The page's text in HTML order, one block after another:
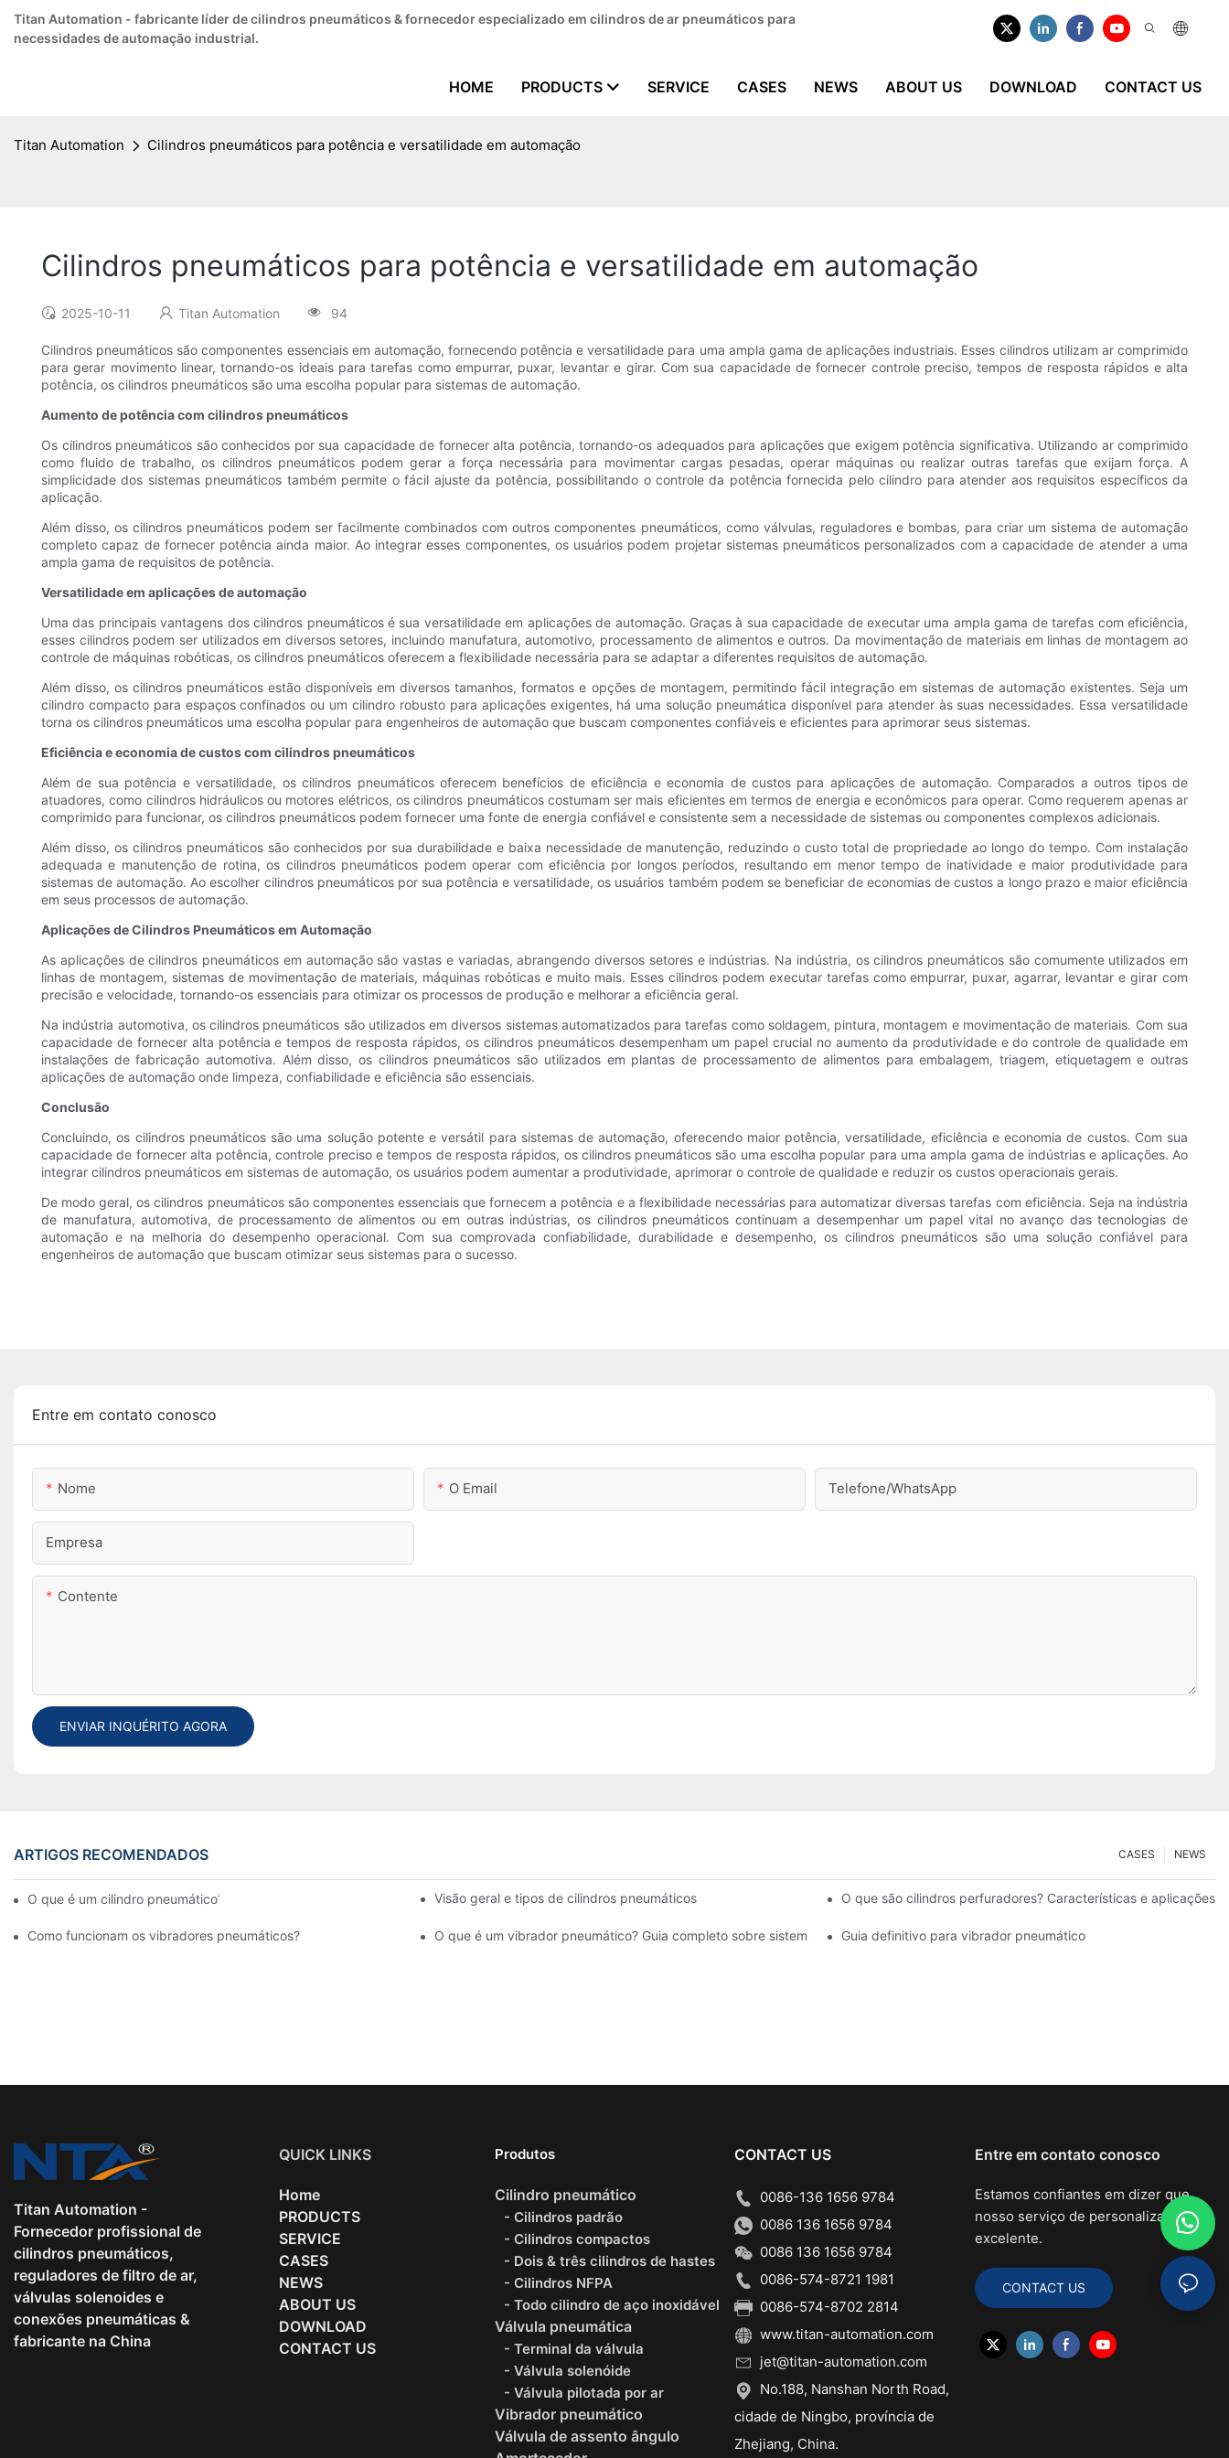
Titan Automation - fabricante líder de cilindros pneumáticos & fornecedor especializado em cilindros de ar pneumáticos para
necessidades de automação industrial.
HOME PRODUCTS SERVICE CASES NEWS ABOUT US DOWNLOAD CONTACT US
Titan Automation Cilindros pneumáticos para potência e versatilidade em automação
Cilindros pneumáticos para potência e versatilidade em automação
2025-10-11 Titan Automation 94
Cilindros pneumáticos são componentes essenciais em automação, fornecendo potência e versatilidade para uma ampla gama de aplicações industriais. Esses cilindros utilizam ar comprimido
para gerar movimento linear, tornando-os ideais para tarefas como empurrar, puxar, levantar e girar. Com sua capacidade de fornecer controle preciso, tempos de resposta rápidos e alta
potência, os cilindros pneumáticos são uma escolha popular para sistemas de automação.
Aumento de potência com cilindros pneumáticos
Os cilindros pneumáticos são conhecidos por sua capacidade de fornecer alta potência, tornando-os adequados para aplicações que exigem potência significativa. Utilizando ar comprimido
como fluido de trabalho, os cilindros pneumáticos podem gerar a força necessária para movimentar cargas pesadas, operar máquinas ou realizar outras tarefas que exijam força. A
simplicidade dos sistemas pneumáticos também permite o fácil ajuste da potência, possibilitando o controle da potência fornecida pelo cilindro para atender aos requisitos específicos da
aplicação.
Além disso, os cilindros pneumáticos podem ser facilmente combinados com outros componentes pneumáticos, como válvulas, reguladores e bombas, para criar um sistema de automação
completo capaz de fornecer potência ainda maior. Ao integrar esses componentes, os usuários podem projetar sistemas pneumáticos personalizados com a capacidade de atender a uma
ampla gama de requisitos de potência.
Versatilidade em aplicações de automação
Uma das principais vantagens dos cilindros pneumáticos é sua versatilidade em aplicações de automação. Graças à sua capacidade de executar uma ampla gama de tarefas com eficiência,
esses cilindros podem ser utilizados em diversos setores, incluindo manufatura, automotivo, processamento de alimentos e outros. Da movimentação de materiais em linhas de montagem ao
controle de máquinas robóticas, os cilindros pneumáticos oferecem a flexibilidade necessária para se adaptar a diferentes requisitos de automação.
Além disso, os cilindros pneumáticos estão disponíveis em diversos tamanhos, formatos e opções de montagem, permitindo fácil integração em sistemas de automação existentes. Seja um
cilindro compacto para espaços confinados ou um cilindro robusto para aplicações exigentes, há uma solução pneumática disponível para atender às suas necessidades. Essa versatilidade
torna os cilindros pneumáticos uma escolha popular para engenheiros de automação que buscam componentes confiáveis ​​e eficientes para aprimorar seus sistemas.
Eficiência e economia de custos com cilindros pneumáticos
Além de sua potência e versatilidade, os cilindros pneumáticos oferecem benefícios de eficiência e economia de custos para aplicações de automação. Comparados a outros tipos de
atuadores, como cilindros hidráulicos ou motores elétricos, os cilindros pneumáticos costumam ser mais eficientes em termos de energia e econômicos para operar. Como requerem apenas ar
comprimido para funcionar, os cilindros pneumáticos podem fornecer uma fonte de energia confiável e consistente sem a necessidade de sistemas ou componentes complexos adicionais.
Além disso, os cilindros pneumáticos são conhecidos por sua durabilidade e baixa necessidade de manutenção, reduzindo o custo total de propriedade ao longo do tempo. Com instalação
adequada e manutenção de rotina, os cilindros pneumáticos podem operar com eficiência por longos períodos, resultando em menor tempo de inatividade e maior produtividade para
sistemas de automação. Ao escolher cilindros pneumáticos por sua potência e versatilidade, os usuários também podem se beneficiar de economias de custos a longo prazo e maior eficiência
em seus processos de automação.
Aplicações de Cilindros Pneumáticos em Automação
As aplicações de cilindros pneumáticos em automação são vastas e variadas, abrangendo diversos setores e indústrias. Na indústria, os cilindros pneumáticos são comumente utilizados em
linhas de montagem, sistemas de movimentação de materiais, máquinas robóticas e muito mais. Esses cilindros podem executar tarefas como empurrar, puxar, agarrar, levantar e girar com
precisão e velocidade, tornando-os essenciais para otimizar os processos de produção e melhorar a eficiência geral.
Na indústria automotiva, os cilindros pneumáticos são utilizados em diversos sistemas automatizados para tarefas como soldagem, pintura, montagem e movimentação de materiais. Com sua
capacidade de fornecer alta potência e tempos de resposta rápidos, os cilindros pneumáticos desempenham um papel crucial no aumento da produtividade e do controle de qualidade em
instalações de fabricação automotiva. Além disso, os cilindros pneumáticos são utilizados em plantas de processamento de alimentos para embalagem, triagem, etiquetagem e outras
aplicações de automação onde limpeza, confiabilidade e eficiência são essenciais.
Conclusão
Concluindo, os cilindros pneumáticos são uma solução potente e versátil para sistemas de automação, oferecendo maior potência, versatilidade, eficiência e economia de custos. Com sua
capacidade de fornecer alta potência, controle preciso e tempos de resposta rápidos, os cilindros pneumáticos são uma escolha popular para uma ampla gama de indústrias e aplicações. Ao
integrar cilindros pneumáticos em sistemas de automação, os usuários podem aumentar a produtividade, aprimorar o controle de qualidade e reduzir os custos operacionais gerais.
De modo geral, os cilindros pneumáticos são componentes essenciais que fornecem a potência e a flexibilidade necessárias para automatizar diversas tarefas com eficiência. Seja na indústria
de manufatura, automotiva, de processamento de alimentos ou em outras indústrias, os cilindros pneumáticos continuam a desempenhar um papel vital no avanço das tecnologias de
automação e na melhoria do desempenho operacional. Com sua comprovada confiabilidade, durabilidade e desempenho, os cilindros pneumáticos são uma solução confiável para
engenheiros de automação que buscam otimizar seus sistemas para o sucesso.
Entre em contato conosco
Nome O Email Telefone/WhatsApp
Empresa
Contente
ENVIAR INQUÉRITO AGORA
ARTIGOS RECOMENDADOS NEWS
CASES
O que é um cilindro pneumático? Tipos, componentes e processos Visão geral e tipos de cilindros pneumáticos O que são cilindros perfuradores? Características e aplicações
Como funcionam os vibradores pneumáticos? O que é um vibrador pneumático? Guia completo sobre sistemas pneumáticosGuia definitivo para vibrador pneumático
Titan Automation -
Fornecedor profissional de
cilindros pneumáticos,
reguladores de filtro de ar,
válvulas solenoides e
conexões pneumáticas &
fabricante na China
QUICK LINKS
Home
PRODUCTS
SERVICE
CASES
NEWS
ABOUT US
DOWNLOAD
CONTACT US
Produtos
Cilindro pneumático
- Cilindros padrão
- Cilindros compactos
- Dois & três cilindros de hastes
- Cilindros NFPA
- Todo cilindro de aço inoxidável
Válvula pneumática
- Terminal da válvula
- Válvula solenóide
- Válvula pilotada por ar
Vibrador pneumático
Válvula de assento ângulo
CONTACT US
0086-136 1656 9784
0086 136 1656 9784
0086 136 1656 9784
0086-574-8721 1981
0086-574-8702 2814
www.titan-automation.com
jet@titan-automation.com
No.188, Nanshan North Road,
cidade de Ningbo, província de
Zhejiang, China.
Entre em contato conosco
Estamos confiantes em dizer que
nosso serviço de personalização é
excelente.
CONTACT US